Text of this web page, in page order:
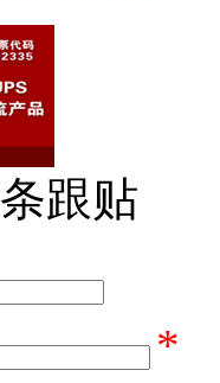
条跟贴
*